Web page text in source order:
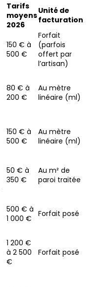
Tarifs
moyens
2026
Unité de
facturation
150 € à
500 €
Forfait
(parfois
offert par
l’artisan)
80 € à
200 €
Au mètre
linéaire (ml)
150 € à
500 €
Au mètre
linéaire (ml)
50 € à
350 €
Au m² de
paroi traitée
500 € à
1 000 €
Forfait posé
1 200 €
à 2 500
€
Forfait posé